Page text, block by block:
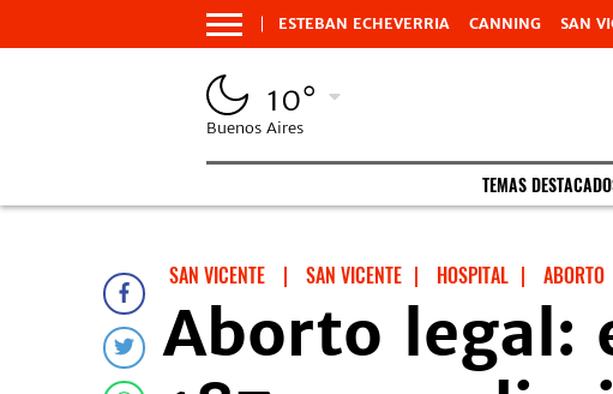
ESTEBAN ECHEVERRIA CANNING SAN
10°
Buenos Aires
TEMAS
SAN VICENTE | SAN VICENTE | HOSPITAL | ABORTO
Aborto legal: